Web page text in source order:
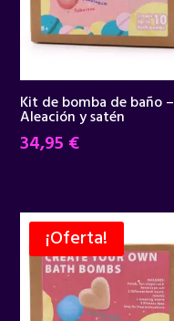
Kit de bomba de baño –
Aleación y satén
34,95 €
¡Oferta!